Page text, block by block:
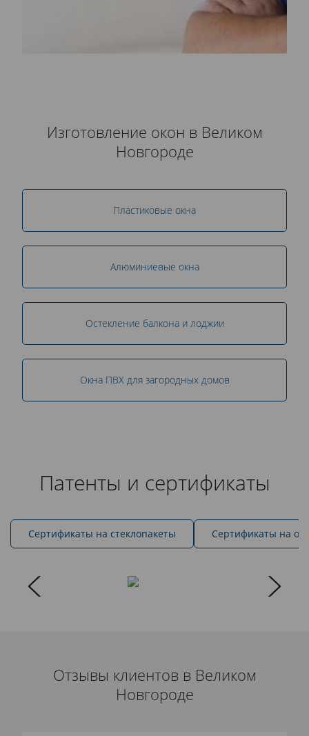
Изготовление окон в Великом
Новгороде
Пластиковые окна
Алюминиевые окна
Остекление балкона и лоджии
Окна ПВХ для загородных домов
Патенты и сертификаты
Cертификаты на стеклопакеты Сертификаты на
Отзывы клиентов в Великом
Новгороде